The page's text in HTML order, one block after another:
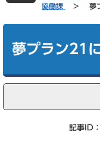
協働課
> 夢
夢プラン21
記事ID